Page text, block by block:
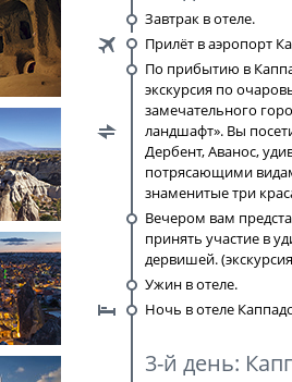
Завтрак в отеле.
Прилёт в аэропорт
По прибытию в
экскурсия по
замечательного
ландшафт». Вы
Дербент, Аванос,
потрясающими
знаменитые три
Вечером вам
принять участие в
дервишей.
Ужин в отеле.
Ночь в отеле
3-й день: